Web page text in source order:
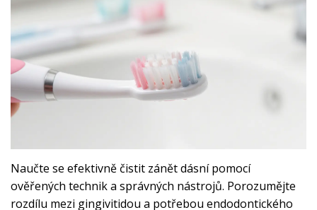
Naučte se efektivně čistit zánět dásní pomocí
ověřených technik a správných nástrojů. Porozumějte
rozdílu mezi gingivitidou a potřebou endodontického